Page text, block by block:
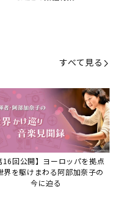
イブ＆トークレポート